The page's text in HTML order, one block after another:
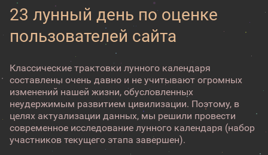
23 лунный день по оценке
пользователей сайта
Классические трактовки лунного календаря
составлены очень давно и не учитывают огромных
изменений нашей жизни, обусловленных
неудержимым развитием цивилизации. Поэтому, в
целях актуализации данных, мы решили провести
современное исследование лунного календаря (набор
участников текущего этапа завершен).